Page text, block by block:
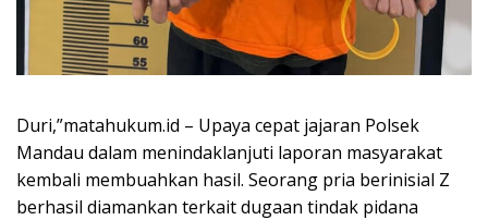
Duri,”matahukum.id – Upaya cepat jajaran Polsek
Mandau dalam menindaklanjuti laporan masyarakat
kembali membuahkan hasil. Seorang pria berinisial Z
berhasil diamankan terkait dugaan tindak pidana